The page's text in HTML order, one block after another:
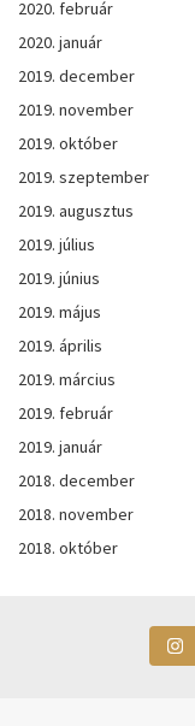
2020. február
2020. január
2019. december
2019. november
2019. október
2019. szeptember
2019. augusztus
2019. július
2019. június
2019. május
2019. április
2019. március
2019. február
2019. január
2018. december
2018. november
2018. október